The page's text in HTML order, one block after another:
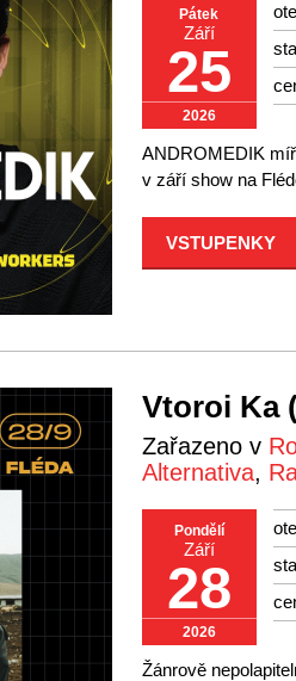
Pátek
Září
25
2026
ANDROMEDIK
v září show na
VSTUPENKY
Vtoroi Ka
Zařazeno v
Alternativa,
Pondělí
Září
28
2026
Žánrově